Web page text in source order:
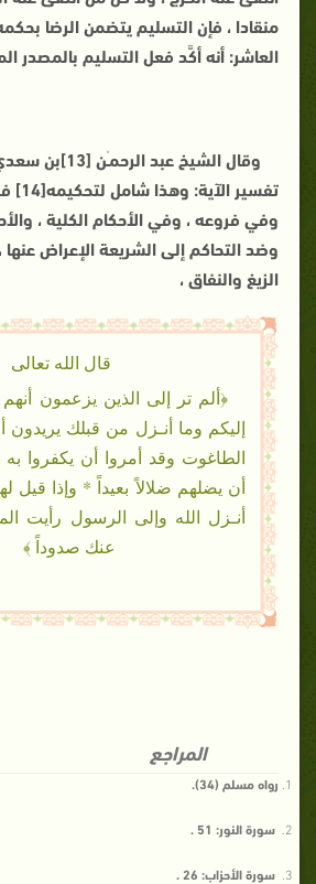
منقادا ، فإن التسليم يتضمن الرضا
العاشر: أنه أكَّد فعل التسليم بالمصدر
وقال الشيخ عبد
تفسير الآية: وهذا شامل لتحكيمه[14] في أصول الدين
وفي فروعه ، وفي الأحكام الكلية ،
وضد التحاكم إلى الشريعة الإعراض
الزيغ والنفاق ،
قال الله تعالى
﴿ألم تر إلى الذين يزعمون أنهم
إليكم وما أنـزل من قبلك يريدون
الطاغوت وقد أمروا أن يكفروا به
أن يضلهم ضلالاً بعيداً * وإذا قيل
أنـزل الله وإلى الرسول رأيت
عنك صدوداً ﴾
المراجع
رواه مسلم (34).
سورة النور: 51 .
سورة الأحزاب: 26 .